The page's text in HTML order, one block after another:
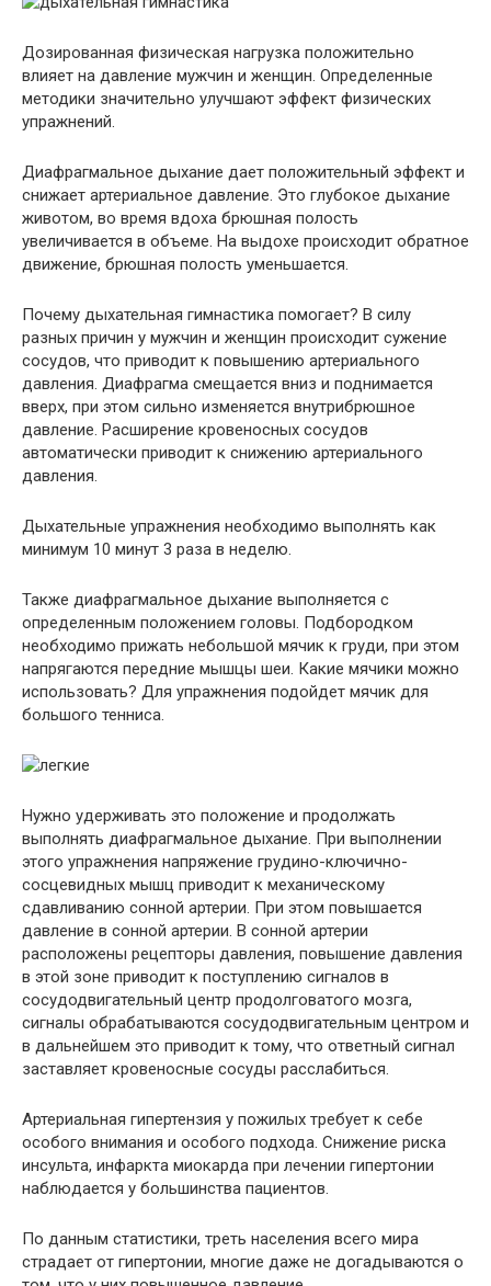
Дозированная физическая нагрузка положительно
влияет на давление мужчин и женщин. Определенные
методики значительно улучшают эффект физических
упражнений.
Диафрагмальное дыхание дает положительный эффект и
снижает артериальное давление. Это глубокое дыхание
животом, во время вдоха брюшная полость
увеличивается в объеме. На выдохе происходит обратное
движение, брюшная полость уменьшается.
Почему дыхательная гимнастика помогает? В силу
разных причин у мужчин и женщин происходит сужение
сосудов, что приводит к повышению артериального
давления. Диафрагма смещается вниз и поднимается
вверх, при этом сильно изменяется внутрибрюшное
давление. Расширение кровеносных сосудов
автоматически приводит к снижению артериального
давления.
Дыхательные упражнения необходимо выполнять как
минимум 10 минут 3 раза в неделю.
Также диафрагмальное дыхание выполняется с
определенным положением головы. Подбородком
необходимо прижать небольшой мячик к груди, при этом
напрягаются передние мышцы шеи. Какие мячики можно
использовать? Для упражнения подойдет мячик для
большого тенниса.
Нужно удерживать это положение и продолжать
выполнять диафрагмальное дыхание. При выполнении
этого упражнения напряжение грудино-ключично-
сосцевидных мышц приводит к механическому
сдавливанию сонной артерии. При этом повышается
давление в сонной артерии. В сонной артерии
расположены рецепторы давления, повышение давления
в этой зоне приводит к поступлению сигналов в
сосудодвигательный центр продолговатого мозга,
сигналы обрабатываются сосудодвигательным центром и
в дальнейшем это приводит к тому, что ответный сигнал
заставляет кровеносные сосуды расслабиться.
Артериальная гипертензия у пожилых требует к себе
особого внимания и особого подхода. Снижение риска
инсульта, инфаркта миокарда при лечении гипертонии
наблюдается у большинства пациентов.
По данным статистики, треть населения всего мира
страдает от гипертонии, многие даже не догадываются о